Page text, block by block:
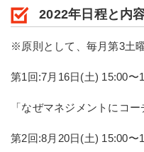
2022年日程と内
※原則として、毎月第3土
第1回:7月16日(土) 15:00〜
「なぜマネジメントにコ
第2回:8月20日(土) 15:00〜